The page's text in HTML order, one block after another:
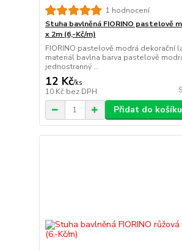
1 hodnocení
Stuha bavlněná FIORINO pastelově
x 2m (6,-Kč/m)
FIORINO pastelově modrá dekorační
materiál bavlna barva pastelově
jednostranný ...
12 Kč/ks
10 Kč bez DPH
Přidat do košíku